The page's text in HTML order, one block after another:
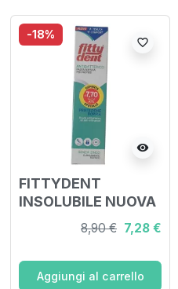
-18%
visibility
favorite_border
FITTYDENT
INSOLUBILE NUOVA
FORMULA ADULTI
8,90 € 7,28 €
Aggiungi al carrello